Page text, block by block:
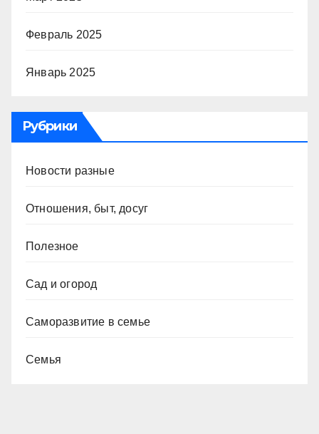
Февраль 2025
Январь 2025
Рубрики
Новости разные
Отношения, быт, досуг
Полезное
Сад и огород
Саморазвитие в семье
Семья